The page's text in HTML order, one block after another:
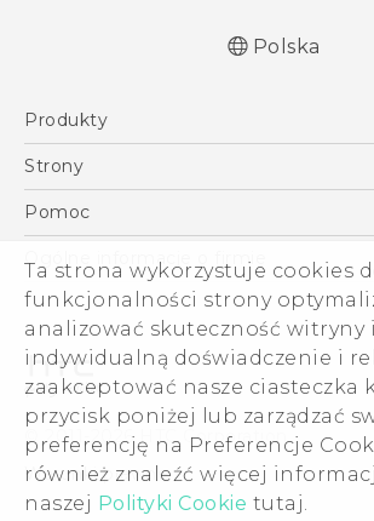
Ta strona wykorzystuje cookies
funkcjonalności strony
analizować skuteczność witryny
indywidualną doświadczenie i
zaakceptować nasze ciasteczka
przycisk poniżej lub zarządzać
preferencję na Preferencje
również znaleźć więcej
naszej Polityki Cookie tutaj.
Polish - Wytyczne dotyczące
wytyczne wymagane przez
Polska
Produkty
Smartfony
VIVE
Akcesoria
Strony
HTC Vive
Pomoc
Pomoc E-commerce
Ogólne informacje o firmie
ESG
Informacje o firmie
Dla inwestorów (angielski)
Cookie Preferences
Kariera
Security and Privacy Whitepaper
© 2011-2026 HTC Corporation
Warunki prawne